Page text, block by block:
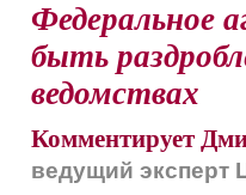
Федеральное
быть
ведомствах
Комментирует
ведущий эксперт